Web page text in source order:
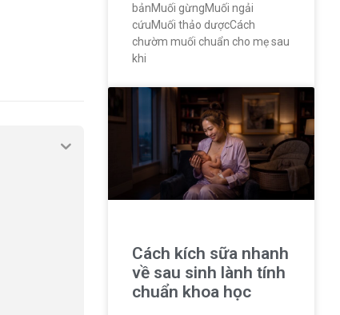
bảnMuối gừngMuối ngải
cứuMuối thảo dượcCách
chườm muối chuẩn cho mẹ sau
khi
Cách kích sữa nhanh
về sau sinh lành tính
chuẩn khoa học